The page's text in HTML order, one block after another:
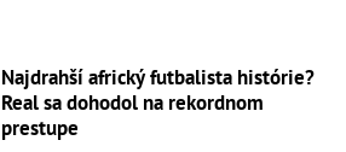
Najdrahší africký futbalista histórie?
Real sa dohodol na rekordnom
prestupe